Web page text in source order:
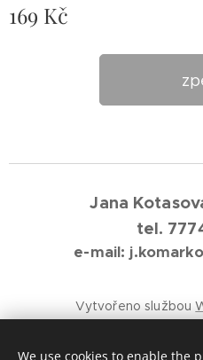
169 Kč
Jana
tel.
e-mail:
Vytvořeno službou
We use cookies to enable the